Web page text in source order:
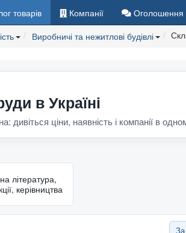
товарів Компанії Оголошення
Виробничі та нежитлові будівлі
в Україні
дивіться ціни, наявність і компанії в
література,
керівництва